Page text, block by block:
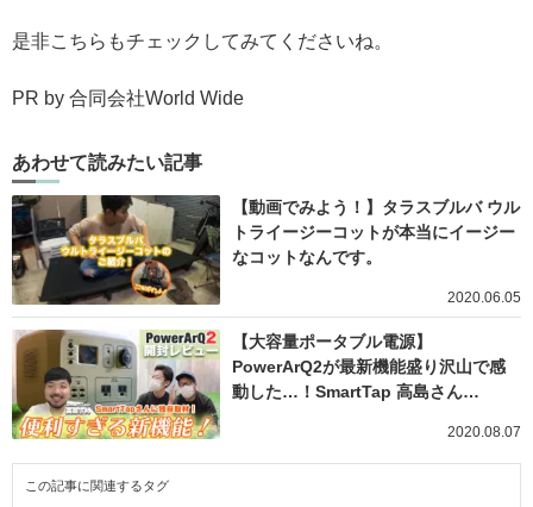
是非こちらもチェックしてみてくださいね。
PR by 合同会社World Wide
あわせて読みたい記事
【動画でみよう！】タラスブルバ ウル
トライージーコットが本当にイージー
なコットなんです。
2020.06.05
【大容量ポータブル電源】
PowerArQ2が最新機能盛り沢山で感
動した…！SmartTap 高島さん…
2020.08.07
この記事に関連するタグ